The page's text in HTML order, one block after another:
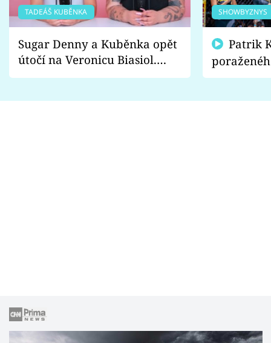
TADEÁŠ KUBĚNKA
Sugar Denny a Kuběnka opět
útočí na Veronicu Biasiol.
Proč je podle nich falešná a
SHOWBYZNYS
fanoušci